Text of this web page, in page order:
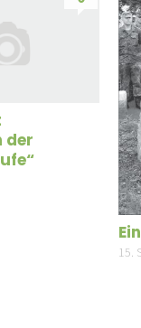
der
15.